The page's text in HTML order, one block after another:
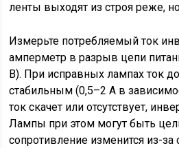
ленты выходят из строя реже,
Измерьте потребляемый ток
амперметр в разрыв цепи
В). При исправных лампах ток
стабильным (0,5–2 А в
ток скачет или отсутствует,
Лампы при этом могут быть
сопротивление изменится из-за